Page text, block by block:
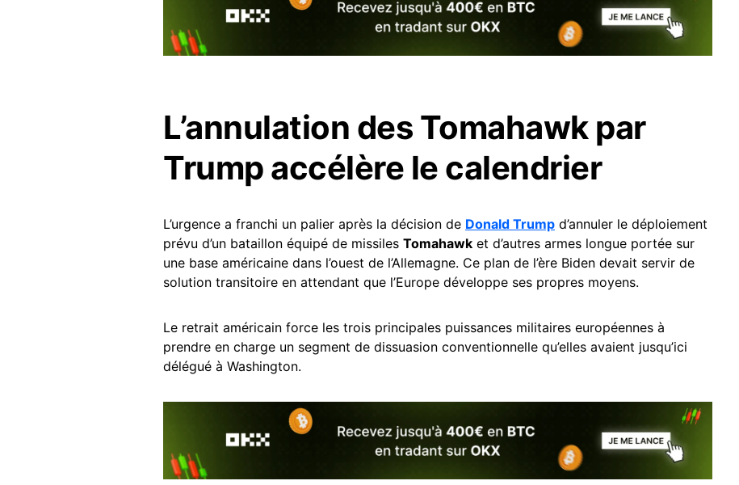
L’annulation des Tomahawk par
Trump accélère le calendrier
L’urgence a franchi un palier après la décision de Donald Trump d’annuler le déploiement
prévu d’un bataillon équipé de missiles Tomahawk et d’autres armes longue portée sur
une base américaine dans l’ouest de l’Allemagne. Ce plan de l’ère Biden devait servir de
solution transitoire en attendant que l’Europe développe ses propres moyens.
Le retrait américain force les trois principales puissances militaires européennes à
prendre en charge un segment de dissuasion conventionnelle qu’elles avaient jusqu’ici
délégué à Washington.